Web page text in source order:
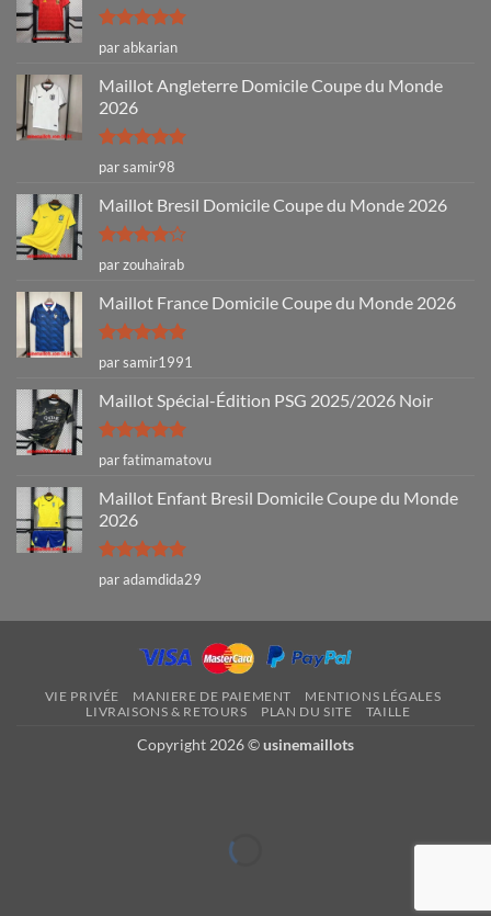
Note5sur
5
par abkarian
Maillot Angleterre Domicile Coupe du Monde
2026
Note5sur
5
par samir98
Maillot Bresil Domicile Coupe du Monde 2026
Note4
sur 5
par zouhairab
Maillot France Domicile Coupe du Monde 2026
Note5sur
5
par samir1991
Maillot Spécial-Édition PSG 2025/2026 Noir
Note5sur
5
par fatimamatovu
Maillot Enfant Bresil Domicile Coupe du Monde
2026
Note5sur
5
par adamdida29
VIE PRIVÉE MANIERE DE PAIEMENT
MENTIONS LÉGALES
LIVRAISONS & RETOURS
PLAN DU SITE TAILLE
Copyright 2026 ©usinemaillots